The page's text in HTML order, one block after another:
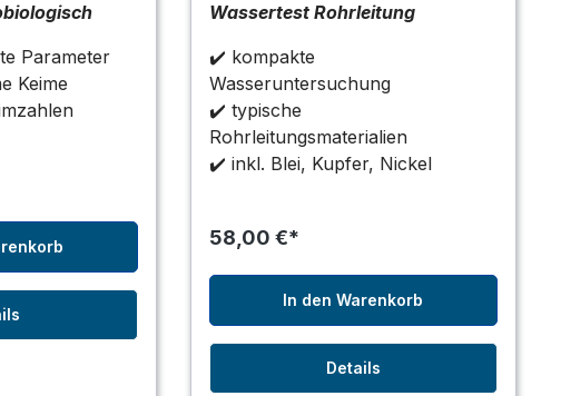
Parameter
Keime
Wassertest Rohrleitung
✔️ kompakte
Wasseruntersuchung
✔️ typische
Rohrleitungsmaterialien
✔️ inkl. Blei, Kupfer, Nickel
58,00 €*
In den Warenkorb
Details